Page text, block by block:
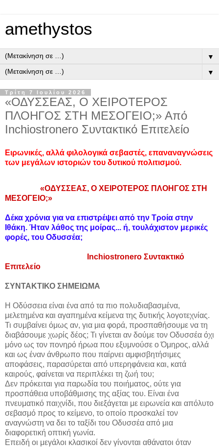
amethystos
▼
▼
Τρίτη 7 Ιουλίου 2026
«ΟΔΥΣΣΕΑΣ, Ο ΧΕΙΡΟΤΕΡΟΣ
ΠΛΟΗΓΟΣ ΣΤΗ ΜΕΣΟΓΕΙΟ;» Από
Inchiostronero Συντακτικό Επιτελείο
Ειρωνικές, αλλά φιλολογικά σεβαστές, επαναναγνώσεις
των μεγάλων ιστοριών του δυτικού πολιτισμού.
«ΟΔΥΣΣΕΑΣ, Ο ΧΕΙΡΟΤΕΡΟΣ ΠΛΟΗΓΟΣ ΣΤΗ
ΜΕΣΟΓΕΙΟ;»
Δέκα χρόνια για να επιστρέψει από την Τροία στην
Ιθάκη. Ήταν λάθος της μοίρας... ή, τουλάχιστον μερικές
φορές, του Οδυσσέα;
Inchiostronero Συντακτικό
Επιτελείο
ΣΥΝΤΑΚΤΙΚΟ ΣΗΜΕΙΩΜΑ
Η Οδύσσεια είναι ένα από τα πιο πολυδιαβασμένα,
μελετημένα και αγαπημένα κείμενα της δυτικής λογοτεχνίας.
Τι συμβαίνει όμως αν, για μια φορά, προσπαθήσουμε να τη
διαβάσουμε χωρίς δέος; Τι γίνεται αν δούμε τον Οδυσσέα όχι
μόνο ως τον πονηρό ήρωα που εξυμνούσε ο Όμηρος, αλλά
και ως έναν άνθρωπο που παίρνει αμφισβητήσιμες
αποφάσεις, παρασύρεται από υπερηφάνεια και, κατά
καιρούς, φαίνεται να περιπλέκει τη ζωή του;
Δεν πρόκειται για παρωδία του ποιήματος, ούτε για
προσπάθεια υποβάθμισης της αξίας του. Είναι ένα
πνευματικό παιχνίδι, που διεξάγεται με ειρωνεία και απόλυτο
σεβασμό προς το κείμενο, το οποίο προσκαλεί τον
αναγνώστη να δει το ταξίδι του Οδυσσέα από μια
διαφορετική οπτική γωνία.
Επειδή οι μεγάλοι κλασικοί δεν γίνονται αθάνατοι όταν